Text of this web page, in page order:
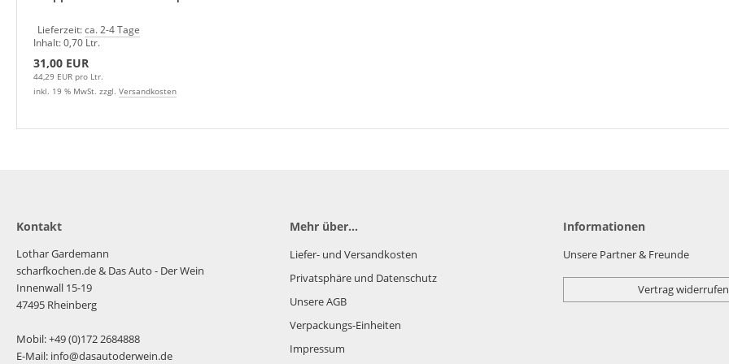
Lieferzeit:ca. 2-4 Tage
Inhalt: 0,70 Ltr.
31,00 EUR
44,29 EUR pro Ltr.
inkl. 19 % MwSt. zzgl. Versandkosten
Kontakt
Lothar Gardemann
scharfkochen.de& Das Auto - Der Wein
Innenwall 15-19
47495 Rheinberg
Mobil: +49 (0)172 2684888
E-Mail: info@dasautoderwein.de
Mehr über...
Liefer- und Versandkosten
Privatsphäre und Datenschutz
Unsere AGB
Verpackungs-Einheiten
Impressum
Informationen
Unsere Partner & Freunde
Vertrag widerrufen